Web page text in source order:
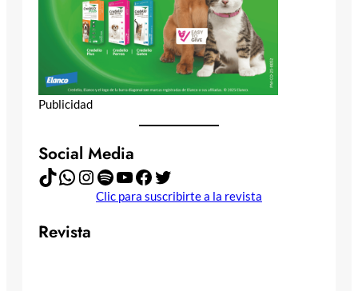
Publicidad
Social Media
TikTok WhatsApp Instagram Spotify YouTube Facebook Twitter
Clic para suscribirte a la revista
Revista